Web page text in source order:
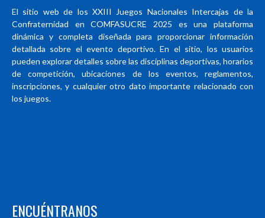
El sitio web de los XXIII Juegos Nacionales Intercajas de la
Confraternidad en COMFASUCRE 2025 es una plataforma
dinámica y completa diseñada para proporcionar información
detallada sobre el evento deportivo. En el sitio, los usuarios
pueden explorar detalles sobre las disciplinas deportivas, horarios
de competición, ubicaciones de los eventos, reglamentos,
inscripciones, y cualquier otro dato importante relacionado con
los juegos.
ENCUÉNTRANOS